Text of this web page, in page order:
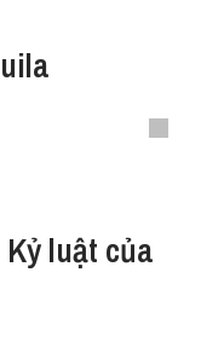
luật của